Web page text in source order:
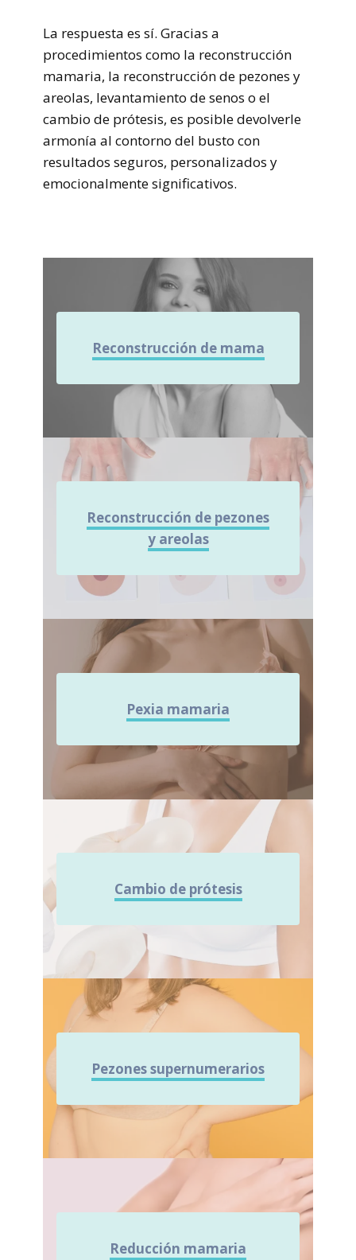
La respuesta es sí. Gracias a
procedimientos como la reconstrucción
mamaria, la reconstrucción de pezones y
areolas, levantamiento de senos o el
cambio de prótesis, es posible devolverle
armonía al contorno del busto con
resultados seguros, personalizados y
emocionalmente significativos.
Reconstrucción de mama
Reconstrucción de pezones
y areolas
Pexia mamaria
Cambio de prótesis
Pezones supernumerarios
Reducción mamaria